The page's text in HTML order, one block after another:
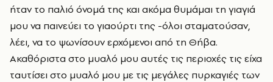
ήταν το παλιό όνομά της και ακόμα θυμάμαι τη γιαγιά
μου να παινεύει το γιαούρτι της -όλοι σταματούσαν,
λέει, να το ψωνίσουν ερχόμενοι από τη Θήβα.
Ακαθόριστα στο μυαλό μου αυτές τις περιοχές τις είχα
ταυτίσει στο μυαλό μου με τις μεγάλες πυρκαγιές των